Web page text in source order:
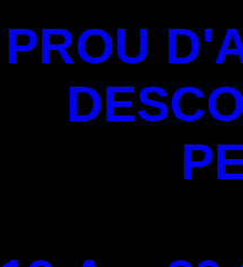
PROU